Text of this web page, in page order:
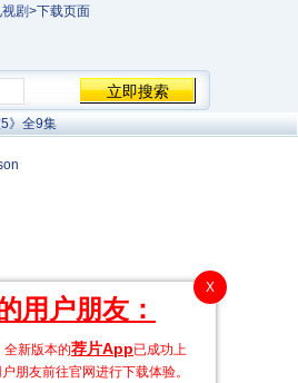
剧>下载页面
X
用户朋友：
全新版本的荐片App已成功上
朋友前往官网进行下载体验。
》全9集